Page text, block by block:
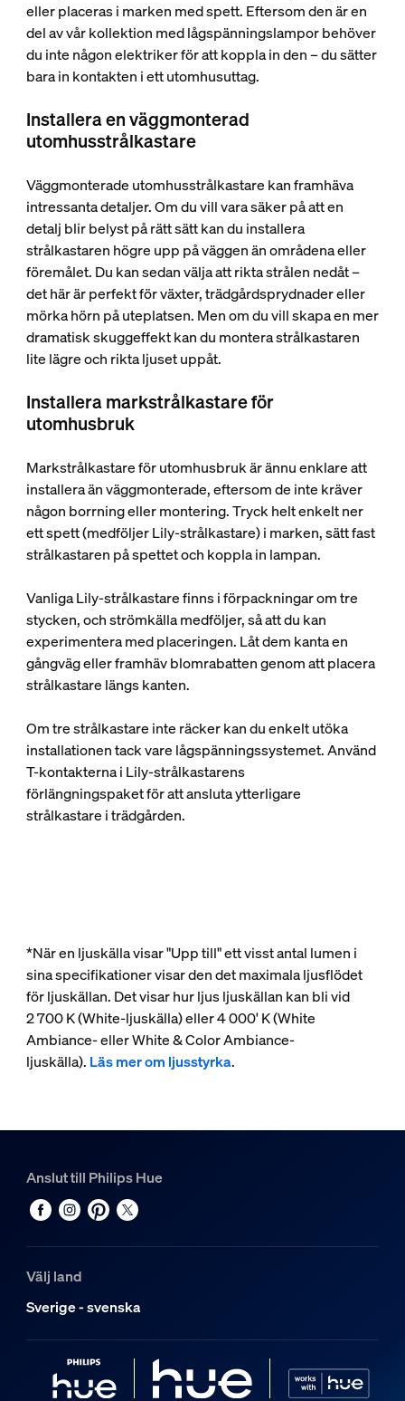
eller placeras i marken med spett. Eftersom den är en
del av vår kollektion med lågspänningslampor behöver
du inte någon elektriker för att koppla in den – du sätter
bara in kontakten i ett utomhusuttag.
Installera en väggmonterad
utomhusstrålkastare
Väggmonterade utomhusstrålkastare kan framhäva
intressanta detaljer. Om du vill vara säker på att en
detalj blir belyst på rätt sätt kan du installera
strålkastaren högre upp på väggen än områdena eller
föremålet. Du kan sedan välja att rikta strålen nedåt –
det här är perfekt för växter, trädgårdsprydnader eller
mörka hörn på uteplatsen. Men om du vill skapa en mer
dramatisk skuggeffekt kan du montera strålkastaren
lite lägre och rikta ljuset uppåt.
Installera markstrålkastare för
utomhusbruk
Markstrålkastare för utomhusbruk är ännu enklare att
installera än väggmonterade, eftersom de inte kräver
någon borrning eller montering. Tryck helt enkelt ner
ett spett (medföljer Lily-strålkastare) i marken, sätt fast
strålkastaren på spettet och koppla in lampan.
Vanliga Lily-strålkastare finns i förpackningar om tre
stycken, och strömkälla medföljer, så att du kan
experimentera med placeringen. Låt dem kanta en
gångväg eller framhäv blomrabatten genom att placera
strålkastare längs kanten.
Om tre strålkastare inte räcker kan du enkelt utöka
installationen tack vare lågspänningssystemet. Använd
T-kontakterna i Lily-strålkastarens
förlängningspaket för att ansluta ytterligare
strålkastare i trädgården.
*När en ljuskälla visar "Upp till" ett visst antal lumen i
sina specifikationer visar den det maximala ljusflödet
för ljuskällan. Det visar hur ljus ljuskällan kan bli vid
2 700 K (White-ljuskälla) eller 4 000' K (White
Ambiance- eller White & Color Ambiance-
ljuskälla). Läs mer om ljusstyrka.
Anslut till Philips Hue
Välj land
Sverige - svenska